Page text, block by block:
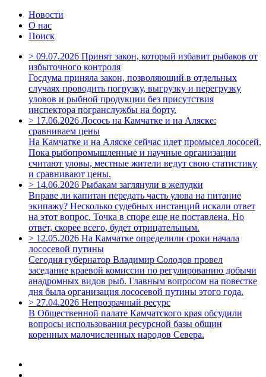
Новости
О нас
Поиск
> 09.07.2026 Принят закон, который избавит рыбаков от
избыточного контроля
Госдума приняла закон, позволяющий в отдельных
случаях проводить погрузку, выгрузку и перегрузку
уловов и рыбной продукции без присутствия
инспектора погранслужбы на борту.
> 17.06.2026 Лосось на Камчатке и на Аляске:
сравниваем цены
На Камчатке и на Аляске сейчас идет промысел лососей.
Пока рыбопромышленные и научные организации
считают уловы, местные жители ведут свою статистику
и сравнивают цены.
> 14.06.2026 Рыбакам заглянули в желудки
Вправе ли капитан передать часть улова на питание
экипажу? Несколько судебных инстанций искали ответ
на этот вопрос. Точка в споре еще не поставлена. Но
ответ, скорее всего, будет отрицательным.
> 12.05.2026 На Камчатке определили сроки начала
лососевой путины
Сегодня губернатор Владимир Солодов провел
заседание краевой комиссии по регулированию добычи
анадромных видов рыб. Главным вопросом на повестке
дня была организация лососевой путины этого года.
> 27.04.2026 Непрозрачный ресурс
В Общественной палате Камчатского края обсудили
вопросы использования ресурсной базы общин
коренных малочисленных народов Севера.